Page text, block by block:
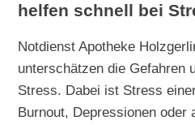
helfen schnell bei
Notdienst Apotheke
unterschätzen die Gefahren
Stress. Dabei ist Stress
Burnout, Depressionen oder